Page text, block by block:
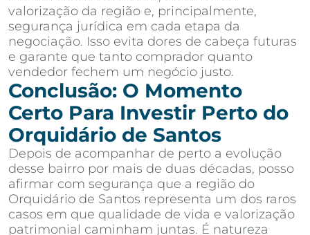
valorização da região e, principalmente,
segurança jurídica em cada etapa da
negociação. Isso evita dores de cabeça futuras
e garante que tanto comprador quanto
vendedor fechem um negócio justo.
Conclusão: O Momento
Certo Para Investir Perto do
Orquidário de Santos
Depois de acompanhar de perto a evolução
desse bairro por mais de duas décadas, posso
afirmar com segurança que a região do
Orquidário de Santos representa um dos raros
casos em que qualidade de vida e valorização
patrimonial caminham juntas. É natureza